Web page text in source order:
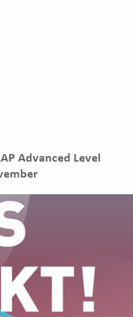
Advanced Level